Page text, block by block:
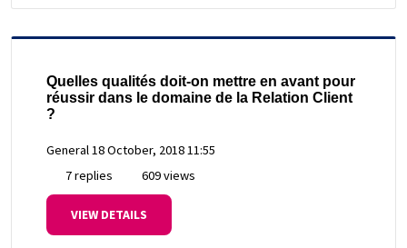
Quelles qualités doit-on mettre en avant pour
réussir dans le domaine de la Relation Client
?
General18 October, 2018 11:55
7 replies
609 views
VIEW DETAILS